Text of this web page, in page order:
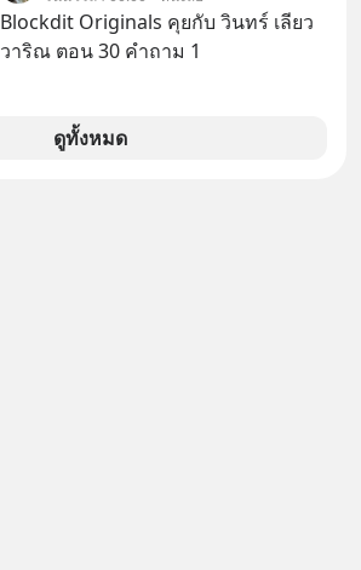
#DigitalBankWithHumanTouch
ลงทุนใน RMF เพราะนอกจากจะช่วยลด
หย่อนภาษีได้แล้ว ยังเป็นโอกาสในการ
อะไรบ้าง ควรดู ตรงไหน ทำอย่างไร ถึง
จะดีกับเรา แล้วเราควรรู้ข้อมูลอะไร
Blockdit Originals คุยกับ วินทร์ เลียว
วาริณ ตอน 30 คำถาม 1
ดูทั้งหมด